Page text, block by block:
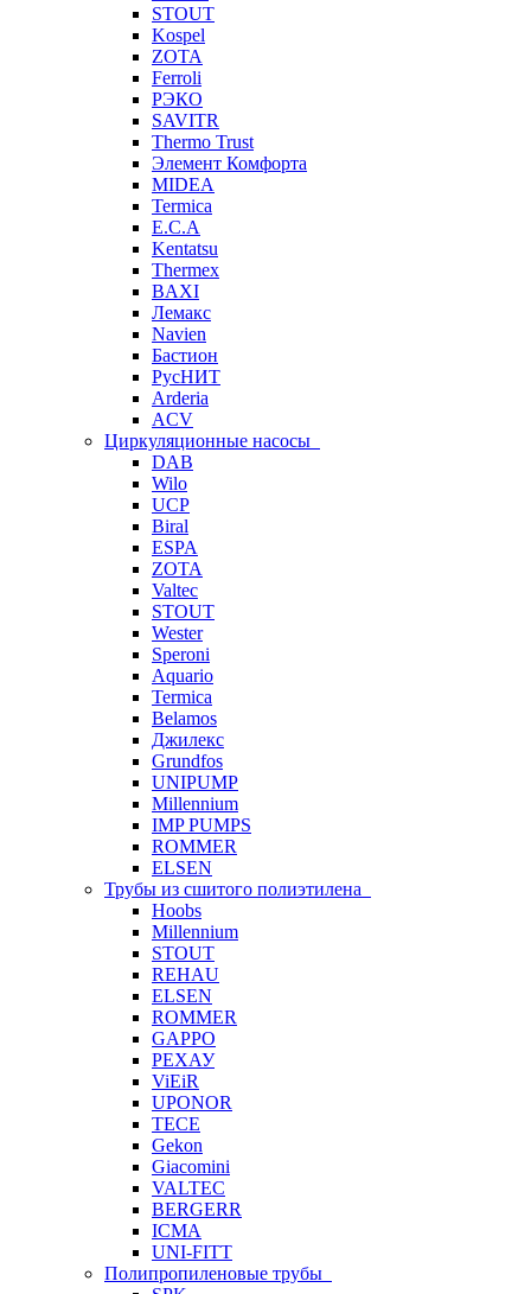
STOUT
Kospel
ZOTA
Ferroli
РЭКО
SAVITR
Thermo Trust
Элемент Комфорта
MIDEA
Termica
E.C.A
Kentatsu
Thermex
BAXI
Лемакс
Navien
Бастион
РусНИТ
Arderia
ACV
Циркуляционные насосы
DAB
Wilo
UCP
Biral
ESPA
ZOTA
Valtec
STOUT
Wester
Speroni
Aquario
Termica
Belamos
Джилекс
Grundfos
UNIPUMP
Millennium
IMP PUMPS
ROMMER
ELSEN
Трубы из сшитого полиэтилена
Hoobs
Millennium
STOUT
REHAU
ELSEN
ROMMER
GAPPO
РЕХАУ
ViEiR
UPONOR
TECE
Gekon
Giacomini
VALTEC
BERGERR
ICMA
UNI-FITT
Полипропиленовые трубы